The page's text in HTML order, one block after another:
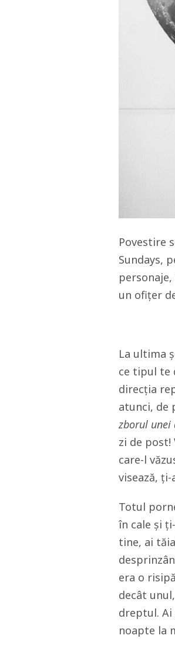
Povestire
Sundays,
un ofițer
La ultima
ce tipul te
direcția
atunci, de
zborul unei
zi de post!
care-l
visează, ți-
Totul
în cale și
tine, ai
era o
decât
dreptul.
noapte la